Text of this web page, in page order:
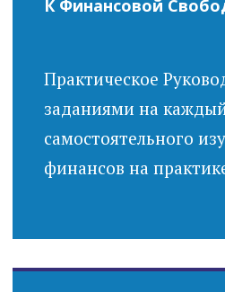
К Финансовой
Практическое
заданиями на
самостоятельного
финансов на